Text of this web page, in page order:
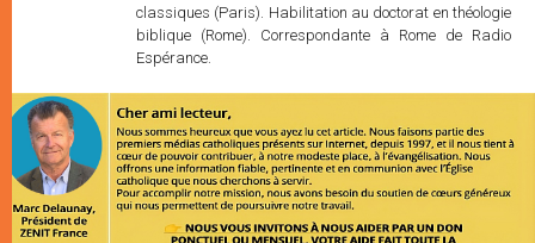
classiques (Paris). Habilitation au doctorat en théologie
biblique (Rome). Correspondante à Rome de Radio
Espérance.